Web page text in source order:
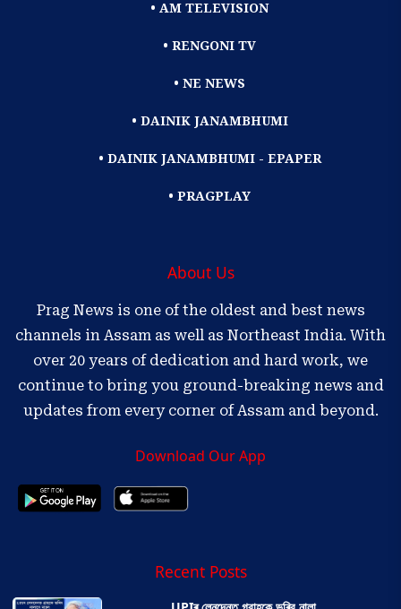
• AM TELEVISION
• RENGONI TV
• NE NEWS
• DAINIK JANAMBHUMI
• DAINIK JANAMBHUMI - EPAPER
• PRAGPLAY
About Us
Prag News is one of the oldest and best news
channels in Assam as well as Northeast India. With
over 20 years of dedication and hard work, we
continue to bring you ground-breaking news and
updates from every corner of Assam and beyond.
Download Our App
Recent Posts